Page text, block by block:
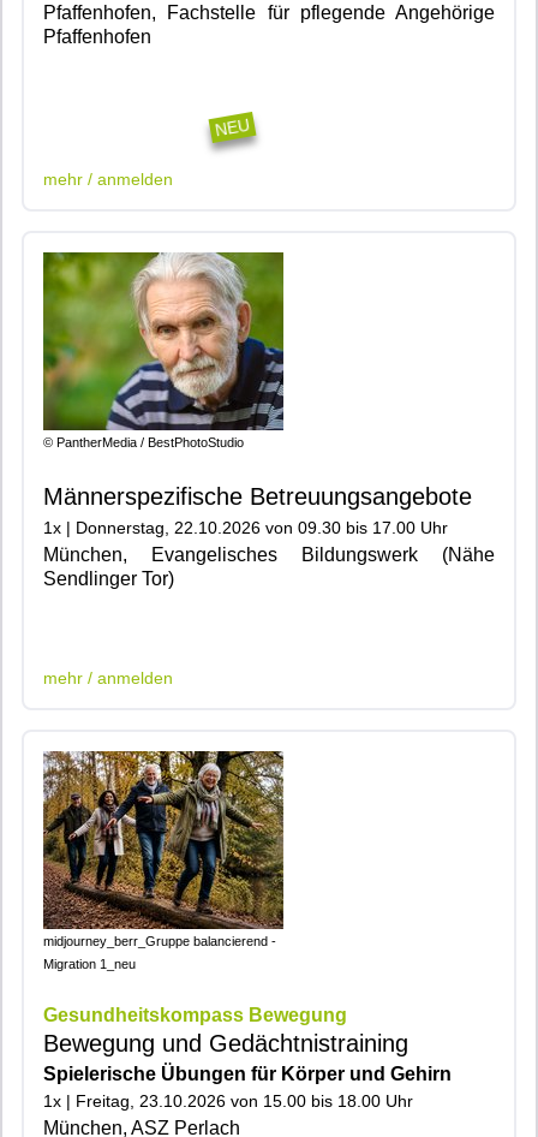
Pfaffenhofen, Fachstelle für pflegende Angehörige
Pfaffenhofen
NEU
mehr / anmelden
© PantherMedia / BestPhotoStudio
Männerspezifische Betreuungsangebote
1x | Donnerstag, 22.10.2026 von 09.30 bis 17.00 Uhr
München, Evangelisches Bildungswerk (Nähe
Sendlinger Tor)
mehr / anmelden
midjourney_berr_Gruppe balancierend -
Migration 1_neu
Gesundheitskompass Bewegung
Bewegung und Gedächtnistraining
Spielerische Übungen für Körper und Gehirn
1x | Freitag, 23.10.2026 von 15.00 bis 18.00 Uhr
München, ASZ Perlach